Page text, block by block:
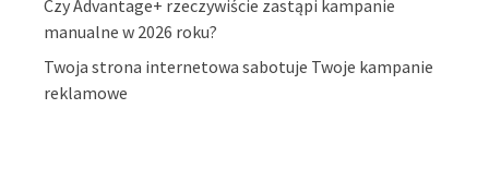
Czy Advantage+ rzeczywiście zastąpi kampanie
manualne w 2026 roku?
Twoja strona internetowa sabotuje Twoje kampanie
reklamowe